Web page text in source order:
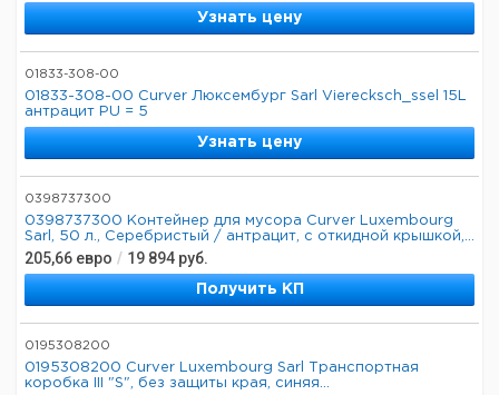
Узнать цену
01833-308-00
01833-308-00 Curver Люксембург Sarl Vierecksch_ssel 15L
антрацит PU = 5
Узнать цену
0398737300
0398737300 Контейнер для мусора Curver Luxembourg
Sarl, 50 л., Серебристый / антрацит, с откидной крышкой,...
205,66 евро / 19 894 руб.
Получить КП
0195308200
0195308200 Curver Luxembourg Sarl Транспортная
коробка III "S", без защиты края, синяя...